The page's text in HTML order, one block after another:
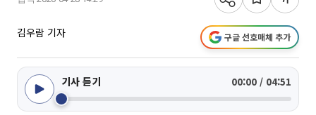
김우람 기자 구글 선호매체 추가
기사 듣기 00:00 / 04:51